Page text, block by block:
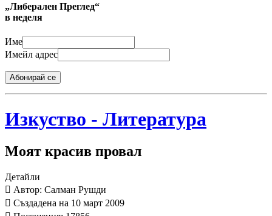
„Либерален Преглед“
в неделя
Име
Имейл адрес
Абонирай се
Изкуство - Литература
Моят красив провал
Детайли
Автор: Салман Рушди
Създадена на 10 март 2009